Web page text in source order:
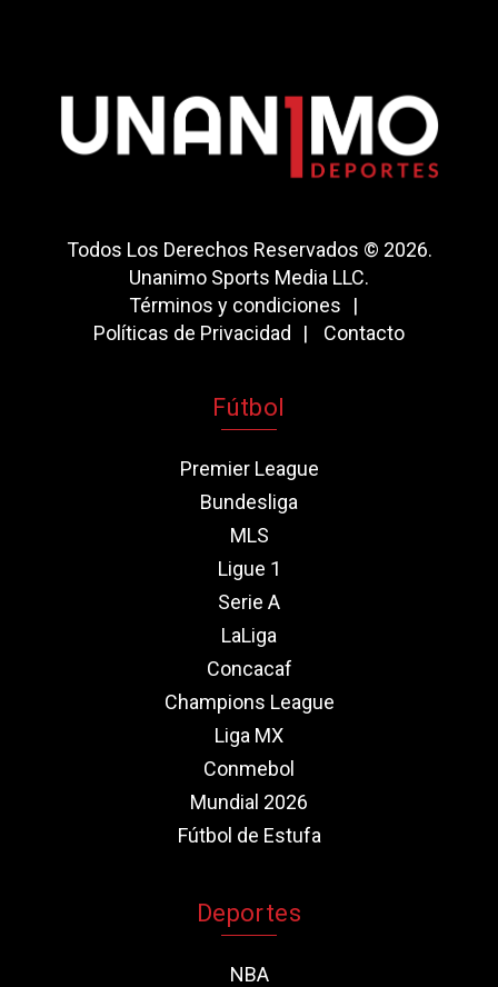
Todos Los Derechos Reservados © 2026.
Unanimo Sports Media LLC.
Términos y condiciones
Políticas de Privacidad
Contacto
Fútbol
Premier League
Bundesliga
MLS
Ligue 1
Serie A
LaLiga
Concacaf
Champions League
Liga MX
Conmebol
Mundial 2026
Fútbol de Estufa
Deportes
NBA